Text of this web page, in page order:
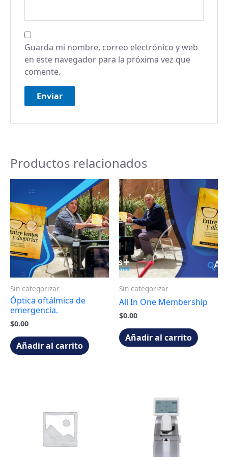
Guarda mi nombre, correo electrónico y web
en este navegador para la próxima vez que
comente.
Productos relacionados
Sin categorizar
Óptica oftálmica de
emergencia.
$0.00
Añadir al carrito
Sin categorizar
All In One Membership
$0.00
Añadir al carrito